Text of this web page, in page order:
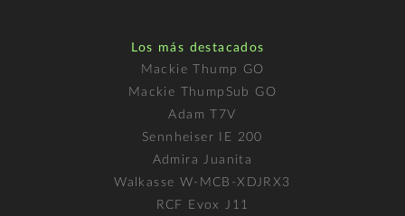
Los más destacados
Mackie Thump GO
Mackie ThumpSub GO
Adam T7V
Sennheiser IE 200
Admira Juanita
Walkasse W-MCB-XDJRX3
RCF Evox J11